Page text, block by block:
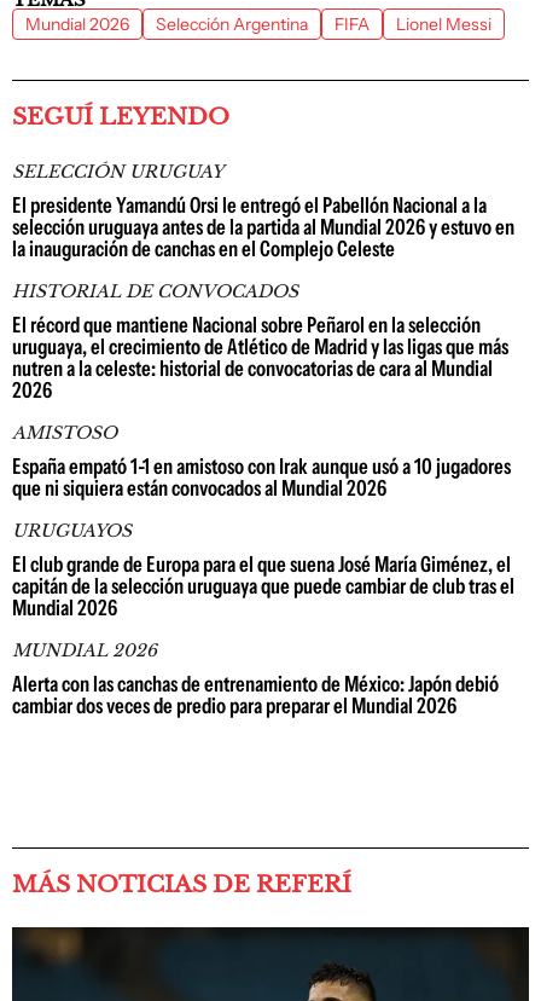
Mundial 2026 Selección Argentina FIFA Lionel Messi
SEGUÍ LEYENDO
SELECCIÓN URUGUAY
El presidente Yamandú Orsi le entregó el Pabellón Nacional a la
selección uruguaya antes de la partida al Mundial 2026 y estuvo en
la inauguración de canchas en el Complejo Celeste
HISTORIAL DE CONVOCADOS
El récord que mantiene Nacional sobre Peñarol en la selección
uruguaya, el crecimiento de Atlético de Madrid y las ligas que más
nutren a la celeste: historial de convocatorias de cara al Mundial
2026
AMISTOSO
España empató 1-1 en amistoso con Irak aunque usó a 10 jugadores
que ni siquiera están convocados al Mundial 2026
URUGUAYOS
El club grande de Europa para el que suena José María Giménez, el
capitán de la selección uruguaya que puede cambiar de club tras el
Mundial 2026
MUNDIAL 2026
Alerta con las canchas de entrenamiento de México: Japón debió
cambiar dos veces de predio para preparar el Mundial 2026
MÁS NOTICIAS DE REFERÍ